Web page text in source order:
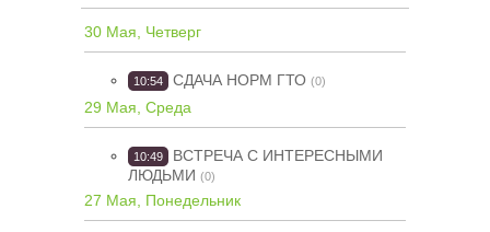
30 Мая, Четверг
10:54 СДАЧА НОРМ ГТО (0)
29 Мая, Среда
10:49
ВСТРЕЧА С ИНТЕРЕСНЫМИ
ЛЮДЬМИ (0)
27 Мая, Понедельник